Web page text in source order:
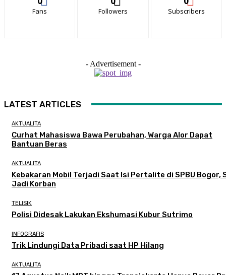
Fans Followers Subscribers
- Advertisement -
LATEST ARTICLES
AKTUALITA
Curhat Mahasiswa Bawa Perubahan, Warga Alor Dapat
Bantuan Beras
AKTUALITA
Kebakaran Mobil Terjadi Saat Isi Pertalite di SPBU Bogor,
Jadi Korban
TELISIK
Polisi Didesak Lakukan Ekshumasi Kubur Sutrimo
INFOGRAFIS
Trik Lindungi Data Pribadi saat HP Hilang
AKTUALITA